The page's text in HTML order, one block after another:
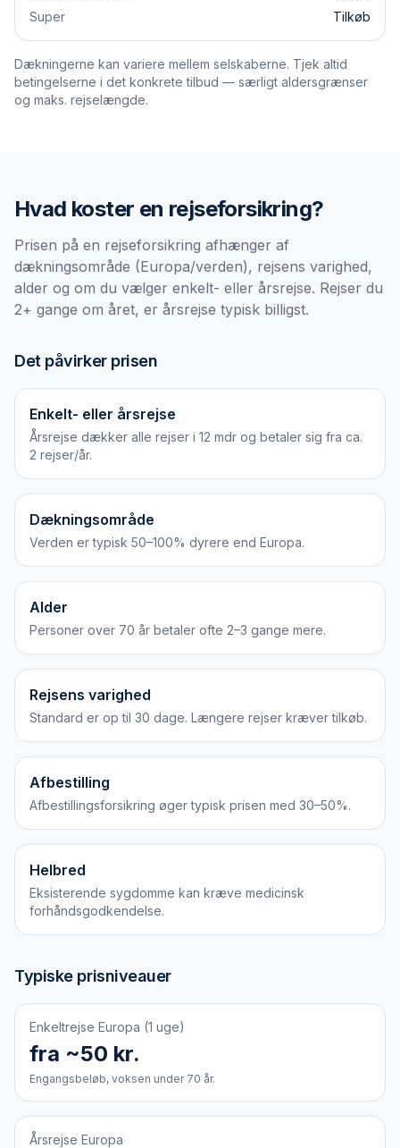
Super
Tilkøb
Dækningerne kan variere mellem selskaberne. Tjek altid
betingelserne i det konkrete tilbud — særligt aldersgrænser
og maks. rejselængde.
Hvad koster en rejseforsikring?
Prisen på en rejseforsikring afhænger af
dækningsområde (Europa/verden), rejsens varighed,
alder og om du vælger enkelt- eller årsrejse. Rejser du
2+ gange om året, er årsrejse typisk billigst.
Det påvirker prisen
Enkelt- eller årsrejse
Årsrejse dækker alle rejser i 12 mdr og betaler sig fra ca.
2 rejser/år.
Dækningsområde
Verden er typisk 50–100% dyrere end Europa.
Alder
Personer over 70 år betaler ofte 2–3 gange mere.
Rejsens varighed
Standard er op til 30 dage. Længere rejser kræver tilkøb.
Afbestilling
Afbestillingsforsikring øger typisk prisen med 30–50%.
Helbred
Eksisterende sygdomme kan kræve medicinsk
forhåndsgodkendelse.
Typiske prisniveauer
Enkeltrejse Europa (1 uge)
fra ~50 kr.
Engangsbeløb, voksen under 70 år.
Årsrejse Europa